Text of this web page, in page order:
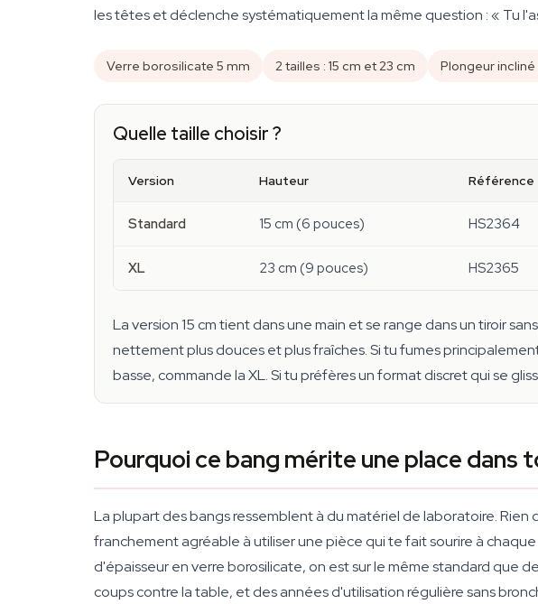
les têtes et déclenche systématiquement la même question : « Tu
Verre borosilicate 5 mm 2 tailles : 15 cm et 23 cm Plongeur
Quelle taille choisir ?
Version Hauteur Référence
Standard 15 cm (6 pouces) HS2364
XL 23 cm (9 pouces) HS2365
La version 15 cm tient dans une main et se range dans un tiroir
nettement plus douces et plus fraîches. Si tu fumes
basse, commande la XL. Si tu préfères un format discret qui se
Pourquoi ce bang mérite une place dans
La plupart des bangs ressemblent à du matériel de laboratoire.
franchement agréable à utiliser une pièce qui te fait sourire à
d'épaisseur en verre borosilicate, on est sur le même standard que
coups contre la table, et des années d'utilisation régulière sans